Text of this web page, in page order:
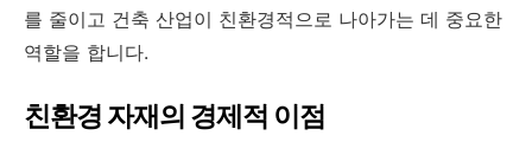
를 줄이고 건축 산업이 친환경적으로 나아가는 데 중요한
역할을 합니다.
친환경 자재의 경제적 이점